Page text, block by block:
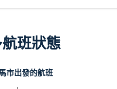
班狀態
市出發的航班